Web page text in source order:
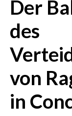
CRONACA
ITALIA
MONDO
POLITICA
ECONOMIA
Der
des
von
in